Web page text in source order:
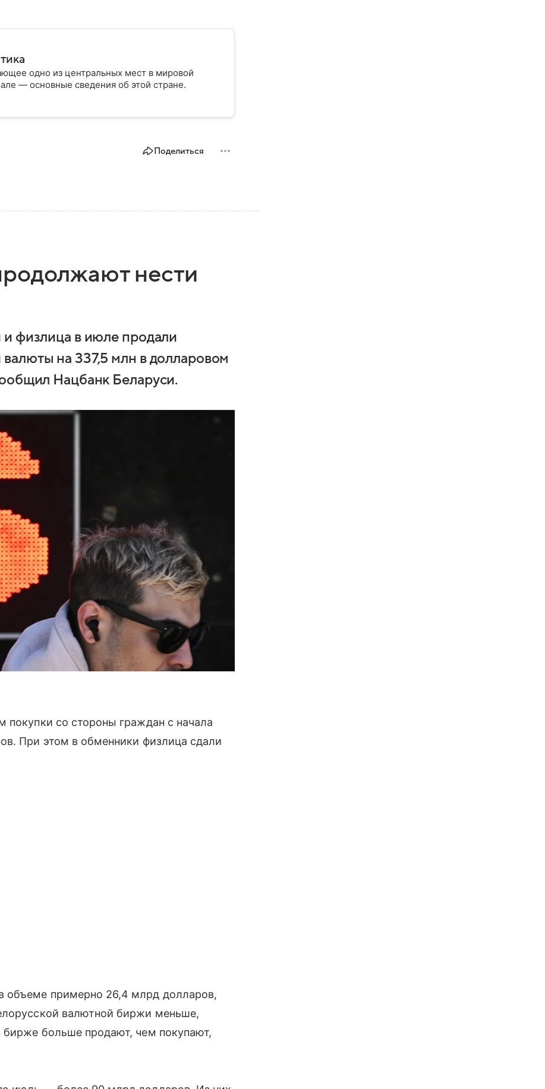
одно из центральных мест в мировой
— основные сведения об этой стране.
Поделиться
нести
физлица в июле продали
на 337,5 млн в долларовом
Нацбанк Беларуси.
покупки со стороны граждан с начала
При этом в обменники физлица сдали
объеме примерно 26,4 млрд долларов,
валютной биржи меньше,
бирже больше продают, чем покупают,